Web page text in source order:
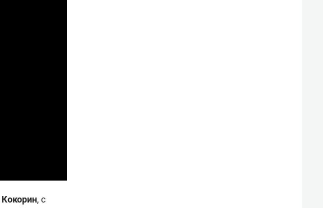
Кокорин, с